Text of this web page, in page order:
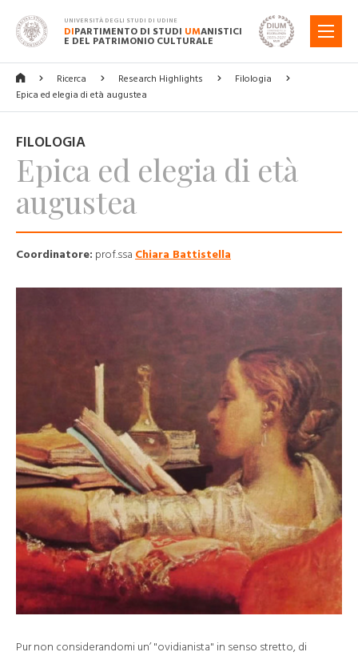
UNIVERSITÀ DEGLI STUDI DI UDINE
DIPARTIMENTO DI STUDI UMANISTICI
E DEL PATRIMONIO CULTURALE
MENU
Ricerca Research Highlights
Filologia
Epica ed elegia di età augustea
FILOLOGIA
Epica ed elegia di età
augustea
Coordinatore: prof.ssa Chiara Battistella
Pur non considerandomi un’ "ovidianista" in senso stretto, di